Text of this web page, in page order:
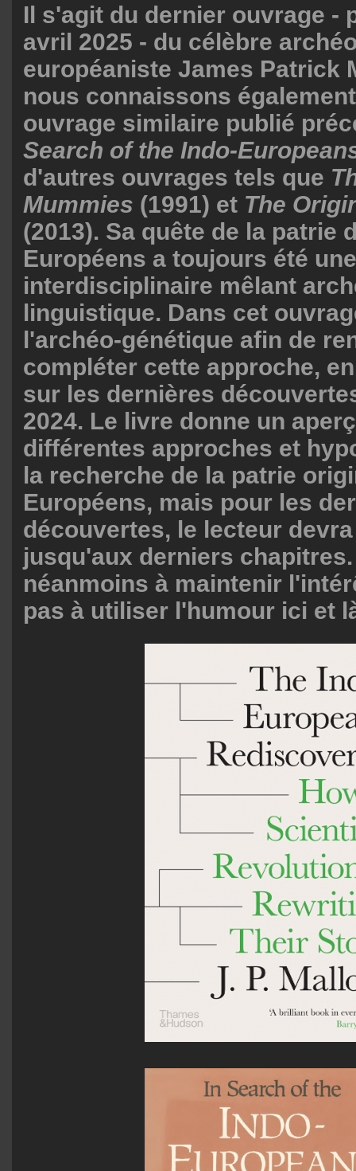
Il s'agit du dernier ouvrage -
avril 2025 - du célèbre
européaniste James Patrick
nous connaissons
ouvrage similaire publié
Search of the Indo-
d'autres ouvrages tels que
Mummies (1991) et The
(2013). Sa quête de la patrie
Européens a toujours été
interdisciplinaire mêlant
linguistique. Dans cet
l'archéo-génétique afin de
compléter cette approche,
sur les dernières
2024. Le livre donne un
différentes approches et
la recherche de la patrie
Européens, mais pour les
découvertes, le lecteur
jusqu'aux derniers
néanmoins à maintenir
pas à utiliser l'humour ici et